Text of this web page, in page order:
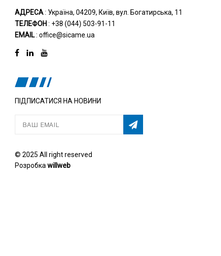
АДРЕСА: Україна, 04209, Київ, вул. Богатирська, 11
ТЕЛЕФОН : +38 (044) 503-91-11
EMAIL: office@sicame.ua
ПІДПИСАТИСЯ НА НОВИНИ
© 2025 All right reserved
Розробка willweb